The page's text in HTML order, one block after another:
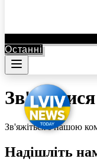
Останні
Зв'яжіться з нашою
Надішліть